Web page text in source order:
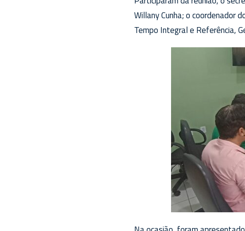
Willany Cunha; o coordenador
Tempo Integral e Referência,